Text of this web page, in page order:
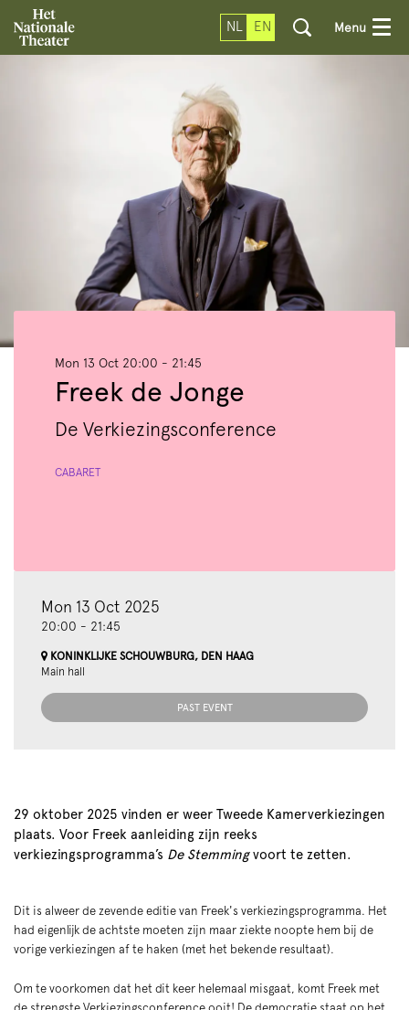
NL EN Menu
Freek de Jonge
De Verkiezingsconference
Mon 13 Oct 20:00 - 21:45
CABARET
Mon 13 Oct 2025
20:00 - 21:45
KONINKLIJKE SCHOUWBURG, DEN HAAG
Main hall
PAST EVENT
29 oktober 2025 vinden er weer Tweede Kamerverkiezingen
plaats. Voor Freek aanleiding zijn reeks
verkiezingsprogramma’s De Stemmingvoort te zetten.
Dit is alweer de zevende editie van Freek's verkiezingsprogramma. Het
had eigenlijk de achtste moeten zijn maar ziekte noopte hem bij de
vorige verkiezingen af te haken (met het bekende resultaat).
Om te voorkomen dat het dit keer helemaal misgaat, komt Freek met